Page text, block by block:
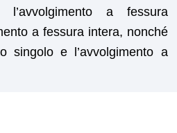
l’avvol­gi­men­to a fes­sura
a fes­sura intera, nonché
sin­go­lo e l’avvol­gi­men­to a